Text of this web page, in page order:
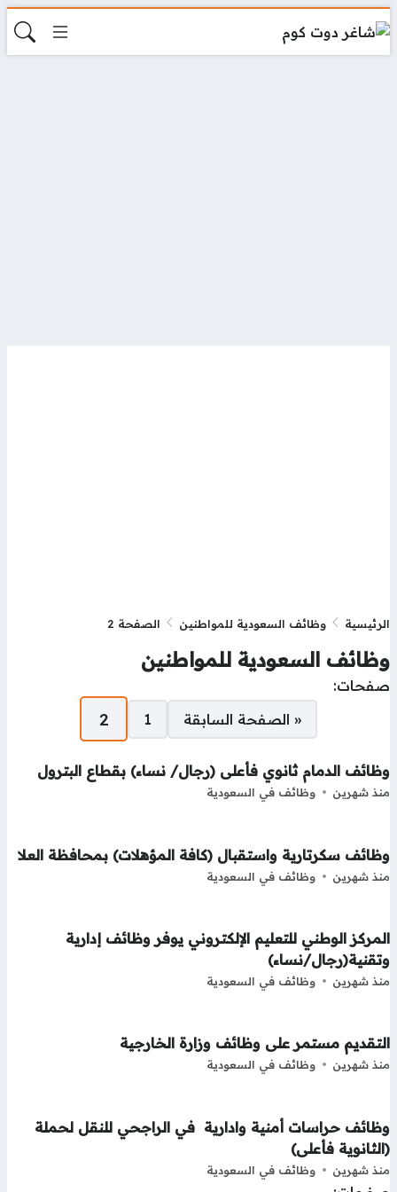
وظائف السعودية للمواطنين الصفحة 2
السعودية للمواطنين
« الصفحة السابقة
الدمام ثانوي فأعلى (رجال/ نساء) بقطاع البترول
شهرين وظائف في السعودية
سكرتارية واستقبال (كافة المؤهلات) بمحافظة العلا
شهرين وظائف في السعودية
الوطني للتعليم الإلكتروني يوفر وظائف إدارية
نساء)
شهرين وظائف في السعودية
مستمر على وظائف وزارة الخارجية
شهرين وظائف في السعودية
حراسات أمنية وادارية في الراجحي للنقل لحملة
فأعلى)
شهرين وظائف في السعودية